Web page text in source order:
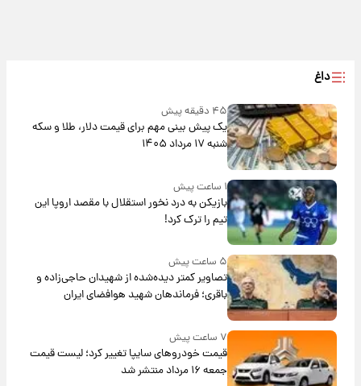
داغ
۴۵ دقیقه پیش
یک پیش ‌بینی مهم برای قیمت دلار، طلا و سکه
شنبه ۱۷ مرداد ۱۴۰۵
۱ ساعت پیش
بازیکن به درد نخور استقلال با مقصد اروپا این
تیم را ترک کرد!
۵ ساعت پیش
تصاویر کمتر دیده‌شده از شهیدان حاجی‌زاده و
باقری؛ فرماندهان شهید هوافضای ایران
۷ ساعت پیش
قیمت خودروهای سایپا تغییر کرد؛ لیست قیمت
جمعه ۱۶ مرداد منتشر شد